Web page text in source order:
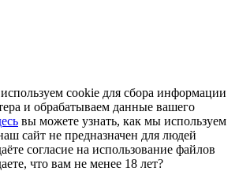
cookie для сбора информации
и обрабатываем данные вашего
вы можете узнать, как мы используем
сайт не предназначен для людей
согласие на использование файлов
что вам не менее 18 лет?